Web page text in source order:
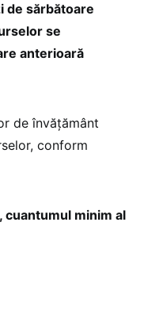
de sărbătoare
se
anterioară
de învățământ
conform
cuantumul minim al